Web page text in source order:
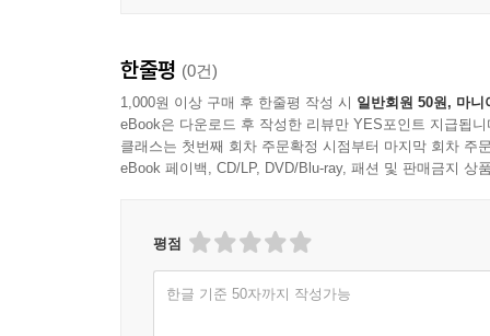
한줄평 (0건)
1,000원 이상 구매 후 한줄평 작성 시 일반회원 50원, 마니
eBook은 다운로드 후 작성한 리뷰만 YES포인트 지급됩니
클래스는 첫번째 회차 주문확정 시점부터 마지막 회차 주
eBook 페이백, CD/LP, DVD/Blu-ray, 패션 및 판매금지 상
평점
한글 기준 50자까지 작성가능